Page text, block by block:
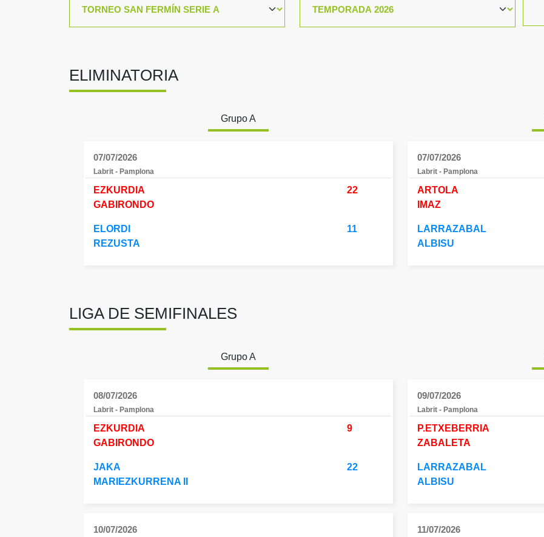
ELIMINATORIA
Grupo A
07/07/2026
Labrit - Pamplona
EZKURDIA
GABIRONDO
22
ELORDI
REZUSTA
11
07/07/2026
Labrit - Pamplona
ARTOLA
IMAZ
LARRAZABAL
ALBISU
LIGA DE SEMIFINALES
Grupo A
08/07/2026
Labrit - Pamplona
EZKURDIA
GABIRONDO
9
JAKA
MARIEZKURRENA II
22
10/07/2026
09/07/2026
Labrit - Pamplona
P.ETXEBERRIA
ZABALETA
LARRAZABAL
ALBISU
11/07/2026